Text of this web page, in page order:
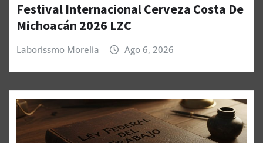
Festival Internacional Cerveza Costa De
Michoacán 2026 LZC
Laborissmo Morelia Ago 6, 2026